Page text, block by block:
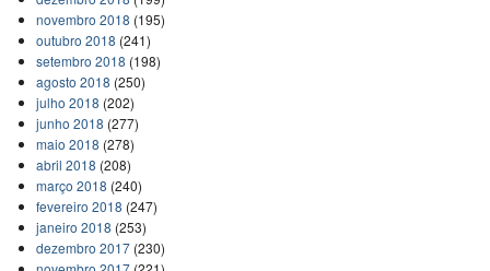
novembro 2018 (195)
outubro 2018 (241)
setembro 2018 (198)
agosto 2018 (250)
julho 2018 (202)
junho 2018 (277)
maio 2018 (278)
abril 2018 (208)
março 2018 (240)
fevereiro 2018 (247)
janeiro 2018 (253)
dezembro 2017(230)